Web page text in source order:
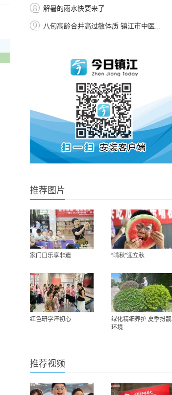
解暑的雨水快要来了
八旬高龄合并高过敏体质 镇江市中医...
推荐图片
家门口乐享非遗 “啃秋”迎立秋
红色研学淬初心
绿化精细养护 夏季扮靓
环境
推荐视频